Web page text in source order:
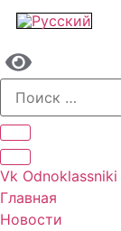
Vk Odnoklassniki
Главная
Новости